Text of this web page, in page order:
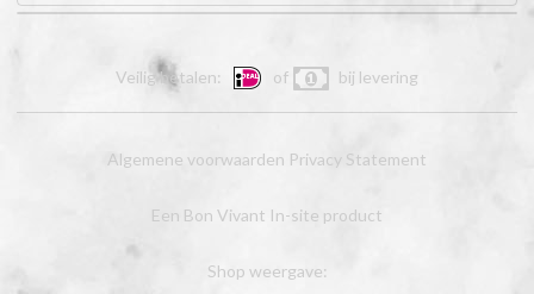
Veilig betalen: of bij levering
Algemene voorwaarden Privacy Statement
Een Bon Vivant In-site product
Shop weergave: